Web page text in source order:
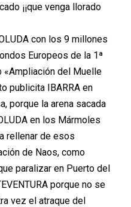
¡¡que venga llorado
con los 9 millones
Europeos de la 1ª
«Ampliación del Muelle
publicita IBARRA en
porque la arena sacada
en los Mármoles
rellenar de esos
de Naos, como
paralizar en Puerto del
porque no se
vez el atraque del